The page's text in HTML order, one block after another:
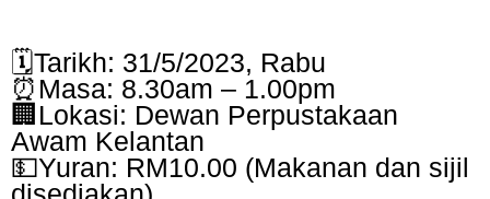
🗓️Tarikh: 31/5/2023, Rabu
⏰Masa: 8.30am – 1.00pm
🏢Lokasi: Dewan Perpustakaan
Awam Kelantan
💵Yuran: RM10.00 (Makanan dan sijil